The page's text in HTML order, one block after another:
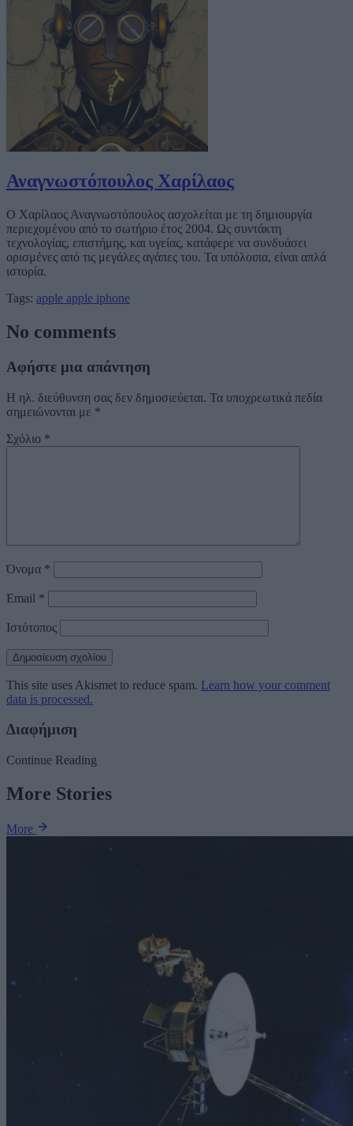
Αναγνωστόπουλος Χαρίλαος
Ο Χαρίλαος Αναγνωστόπουλος ασχολείται με τη δημιουργία
περιεχομένου από το σωτήριο έτος 2004. Ως συντάκτη
τεχνολογίας, επιστήμης, και υγείας, κατάφερε να συνδυάσει
ορισμένες από τις μεγάλες αγάπες του. Τα υπόλοιπα, είναι απλά
ιστορία.
Tags: apple apple iphone
No comments
Αφήστε μια απάντηση
Η ηλ. διεύθυνση σας δεν δημοσιεύεται. Τα υποχρεωτικά πεδία
σημειώνονται με *
Σχόλιο *
Όνομα *
Email *
Ιστότοπος
This site uses Akismet to reduce spam. Learn how your comment
data is processed.
Διαφήμιση
Continue Reading
More Stories
More